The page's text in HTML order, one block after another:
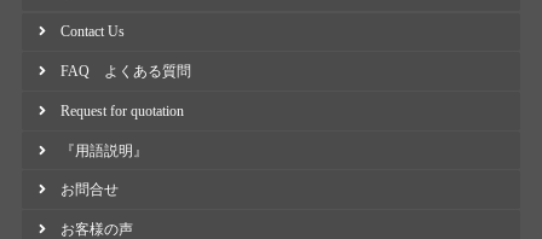
Contact Us
FAQ よくある質問
Request for quotation
『用語説明』
お問合せ
お客様の声